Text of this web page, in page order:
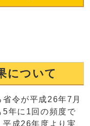
について
令が平成26年7月
5年に1回の頻度で
成26年度より実